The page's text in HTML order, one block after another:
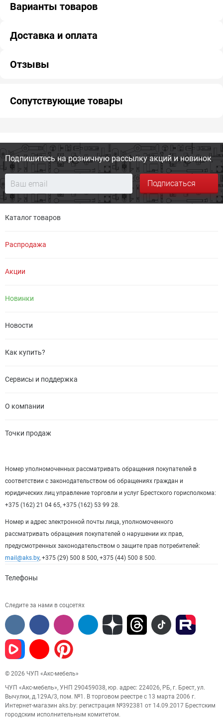
Варианты товаров
Доставка и оплата
Отзывы
Сопутствующие товары
Подпишитесь на розничную рассылку акций и новинок
Подписаться
Каталог товаров
Распродажа
Акции
Новинки
Новости
Как купить?
Сервисы и поддержка
О компании
Точки продаж
Номер уполномоченных рассматривать обращения покупателей в
соответствии с законодательством об обращениях граждан и
юридических лиц управление торговли и услуг Брестского горисполкома:
+375 (162) 21 04 65, +375 (162) 53 99 28.
Номер и адрес электронной почты лица, уполномоченного
рассматривать обращения покупателей о нарушении их прав,
предусмотренных законодательством о защите прав потребителей:
mail@aks.by, +375 (29) 500 8 500, +375 (44) 500 8 500.
Телефоны
Следите за нами в соцсетях
© 2026 ЧУП «Акс-мебель»
ЧУП «Акс-мебель», УНП 290459038, юр. адрес: 224026, РБ, г. Брест, ул.
Вычулки, д.129А/3, пом. №1. В торговом реестре с 13 марта 2006 г.
Интернет-магазин aks.by: регистрация №392381 от 14.09.2017 Брестским
городским исполнительным комитетом.